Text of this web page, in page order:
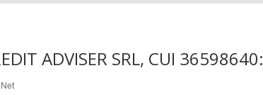
ADVISER SRL, CUI 36598640: